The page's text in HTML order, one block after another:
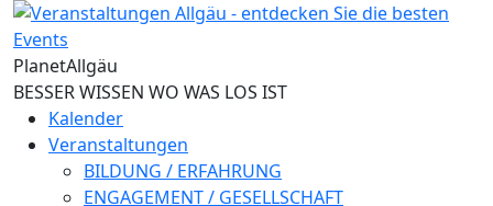
Direkt zum Inhalt
PlanetAllgäu
BESSER WISSEN WO WAS LOS IST
Kalender
Veranstaltungen
BILDUNG / ERFAHRUNG
ENGAGEMENT / GESELLSCHAFT